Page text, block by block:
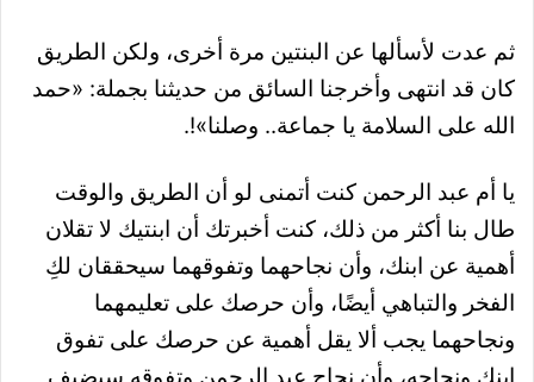
ثم عدت لأسألها عن البنتين مرة أخرى، ولكن الطريق
كان قد انتهى وأخرجنا السائق من حديثنا بجملة: «حمد
الله على السلامة يا جماعة.. وصلنا»!.
يا أم عبد الرحمن كنت أتمنى لو أن الطريق والوقت
طال بنا أكثر من ذلك، كنت أخبرتك أن ابنتيك لا تقلان
أهمية عن ابنك، وأن نجاحهما وتفوقهما سيحققان لكِ
الفخر والتباهي أيضًا، وأن حرصك على تعليمهما
ونجاحهما يجب ألا يقل أهمية عن حرصك على تفوق
ابنك ونجاحه، وأن نجاح عبد الرحمن وتفوقه سيضيف